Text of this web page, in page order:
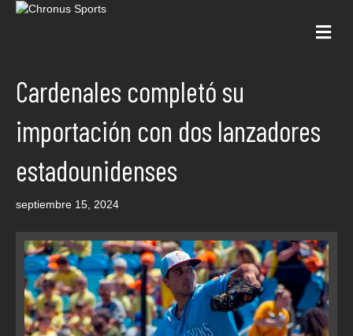
Cardenales completó su
importación con dos lanzadores
estadounidenses
septiembre 15, 2024